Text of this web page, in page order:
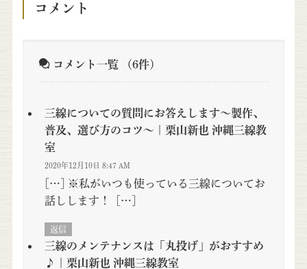
コメント
コメント一覧 （6件）
三線についての質問にお答えします～製作、
普及、選び方のコツ～ | 栗山新也 沖縄三線教
室
2020年12月10日 8:47 AM
[…] ※私がいつも使っている三線についてお
話しします！ […]
返信
三線のメンテナンスは「丸投げ」がおすすめ
♪ | 栗山新也 沖縄三線教室